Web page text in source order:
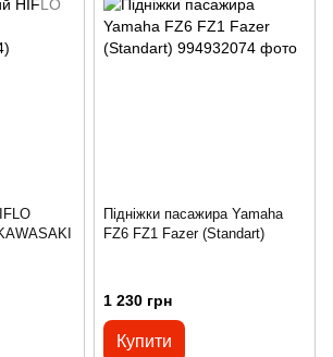
Підніжки пасажира Yamaha
FZ6 FZ1 Fazer (Standart)
1 230 грн
Купити